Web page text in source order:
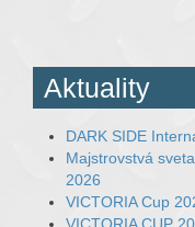
Aktuality
DARK SIDE
Majstrovstvá
2026
VICTORIA Cup